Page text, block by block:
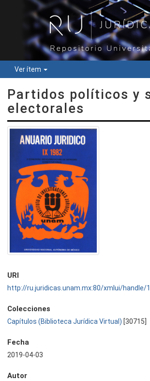
Ver ítem
Partidos políticos y
electorales
URI
http://ru.juridicas.unam.mx:80/xmlui/handle/
Colecciones
Capítulos (Biblioteca Jurídica Virtual) [30715]
Fecha
2019-04-03
Autor